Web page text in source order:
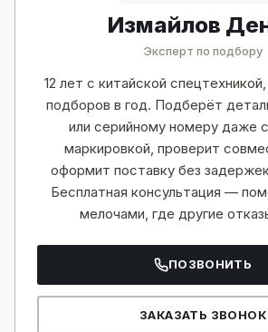
Измайлов
Эксперт по подбору
12 лет с китайской
подборов в год. Подберёт
или серийному номеру даже
маркировкой, проверит
оформит поставку без
Бесплатная консультация —
мелочами, где другие
ПОЗВОНИТЬ
ЗАКАЗАТЬ ЗВОНОК